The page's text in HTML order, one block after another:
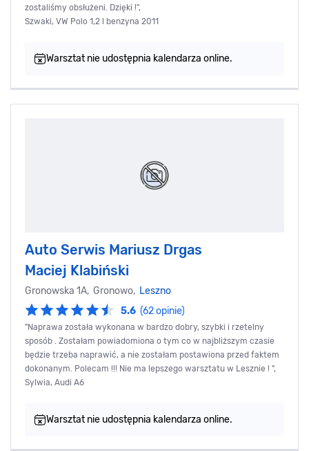
zostaliśmy obsłużeni. Dzięki !",
Szwaki, VW Polo 1,2 l benzyna 2011
Warsztat nie udostępnia kalendarza online.
Auto Serwis Mariusz Drgas
Maciej Klabiński
Gronowska 1A, Gronowo, Leszno
5.6 (62 opinie)
"Naprawa została wykonana w bardzo dobry, szybki i rzetelny
sposób . Zostałam powiadomiona o tym co w najbliższym czasie
będzie trzeba naprawić, a nie zostałam postawiona przed faktem
dokonanym. Polecam !!! Nie ma lepszego warsztatu w Lesznie ! ",
Sylwia, Audi A6
Warsztat nie udostępnia kalendarza online.